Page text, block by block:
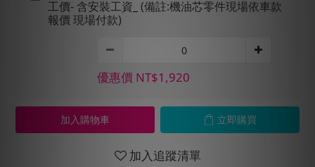
工價- 含安裝工資_ (備註:機油芯零件現場依車款
報價 現場付款)
優惠價 NT$1,920
加入購物車 立即購買
加入追蹤清單